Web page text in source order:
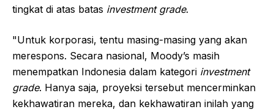
tingkat di atas batas investment grade.
"Untuk korporasi, tentu masing-masing yang akan
merespons. Secara nasional, Moody’s masih
menempatkan Indonesia dalam kategori investment
grade. Hanya saja, proyeksi tersebut mencerminkan
kekhawatiran mereka, dan kekhawatiran inilah yang